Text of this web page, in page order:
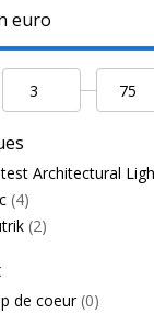
euro
Architectural
(4)
(2)
de coeur (0)